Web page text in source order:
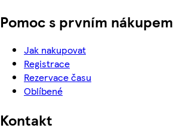
Pomoc s prvním nákupem
Jak nakupovat
Registrace
Rezervace času
Oblíbené
Kontakt